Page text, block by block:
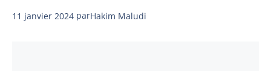
11 janvier 2024 parHakim Maludi